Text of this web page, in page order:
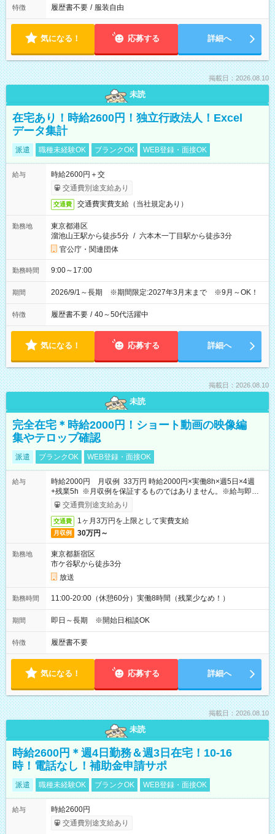
特徴 履歴書不要 / 服装自由
気になる！ 応募する 詳細へ
掲載日：2026.08.10
未読
在宅あり！時給2600円！独立行政法人！Excel
データ集計
派遣 職種未経験OK ブランクOK WEB登録・面接OK
給与
時給2600円＋交
交通費別途支給あり
交通費 交通費実費支給（当社規定あり）
勤務地
東京都港区
溜池山王駅から徒歩5分 / 六本木一丁目駅から徒歩3分
官公庁・関連団体
勤務時間 9:00～17:00
期間 2026/9/1～長期 ※期間限定:2027年3月末まで ※9月～OK！
特徴 履歴書不要 / 40～50代活躍中
気になる！ 応募する 詳細へ
掲載日：2026.08.10
未読
完全在宅＊時給2000円！ショート動画の映像編
集やテロップ確認
派遣 ブランクOK WEB登録・面接OK
給与
時給2000円 月収例 33万円 時給2000円×実働8h×週5日×4週
+残業5h ※月収例を保証するものではありません。※給与即受
取りサービス利用可（利用条件有）
交通費別途支給あり
交通費 1ヶ月3万円を上限として実費支給
月収例 30万円～
勤務地
東京都新宿区
市ケ谷駅から徒歩3分
放送
勤務時間 11:00-20:00（休憩60分）実働8時間（残業少なめ！）
期間 即日～長期 ※開始日相談OK
特徴 履歴書不要
気になる！ 応募する 詳細へ
掲載日：2026.08.10
未読
時給2600円＊週4日勤務＆週3日在宅！10-16
時！電話なし！補助金申請サポ
派遣 職種未経験OK ブランクOK WEB登録・面接OK
給与
時給2600円
交通費別途支給あり